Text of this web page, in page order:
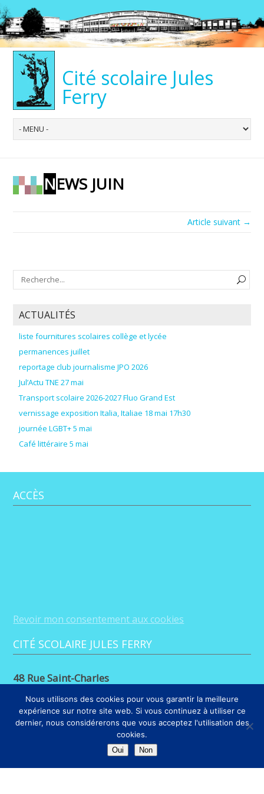
Cité scolaire Jules
Ferry
NEWS JUIN
Article suivant →
ACTUALITÉS
liste fournitures scolaires collège et lycée
permanences juillet
reportage club journalisme JPO 2026
Jul’Actu TNE 27 mai
Transport scolaire 2026-2027 Fluo Grand Est
vernissage exposition Italia, Italiae 18 mai 17h30
journée LGBT+ 5 mai
Café littéraire 5 mai
ACCÈS
Revoir mon consentement aux cookies
CITÉ SCOLAIRE JULES FERRY
48 Rue Saint-Charles
03 29 56 26 68
Nous utilisons des cookies pour vous garantir la meilleure
expérience sur notre site web. Si vous continuez à utiliser ce
dernier, nous considérerons que vous acceptez l'utilisation des
cookies.
Oui Non